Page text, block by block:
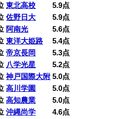
東北高校 5.9点
佐野日大 5.9点
阿南光 5.6点
東洋大姫路 5.4点
帝京長岡
5.3点
八学光星 5.2点
神戸国際大附 5.0点
高川学園
5.0点
高知農業 5.0点
沖縄尚学 4.6点